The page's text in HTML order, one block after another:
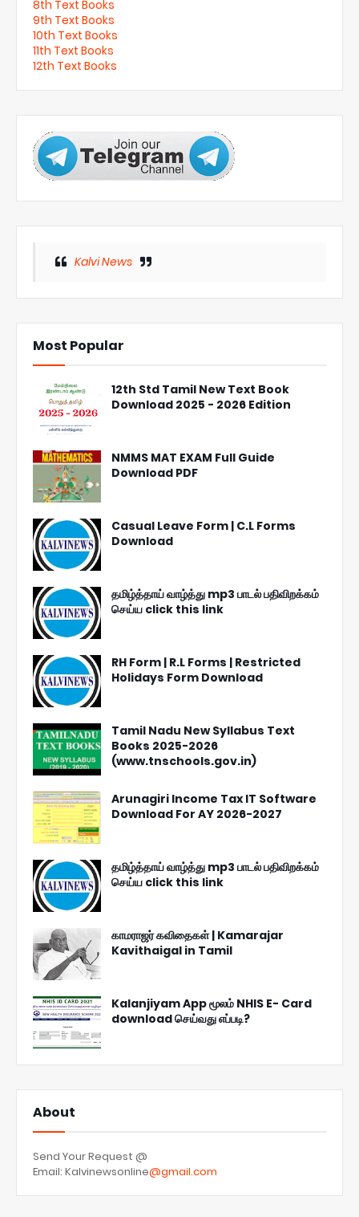
8th Text Books
9th Text Books
10th Text Books
11th Text Books
12th Text Books
Kalvi News
Most Popular
12th Std Tamil New Text Book
Download 2025 - 2026 Edition
NMMS MAT EXAM Full Guide
Download PDF
Casual Leave Form | C.L Forms
Download
தமிழ்த்தாய் வாழ்த்து mp3 பாடல் பதிவிறக்கம்
செய்ய click this link
RH Form | R.L Forms | Restricted
Holidays Form Download
Tamil Nadu New Syllabus Text
Books 2025-2026
(www.tnschools.gov.in)
Arunagiri Income Tax IT Software
Download For AY 2026-2027
தமிழ்த்தாய் வாழ்த்து mp3 பாடல் பதிவிறக்கம்
செய்ய click this link
காமராஜர் கவிதைகள் | Kamarajar
Kavithaigal in Tamil
Kalanjiyam App மூலம் NHIS E- Card
download செய்வது எப்படி?
About
Send Your Request @
Email: Kalvinewsonline@gmail.com